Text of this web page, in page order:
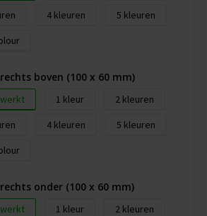
4
5
boven (100 x 60 mm)
1
2
4
5
onder (100 x 60 mm)
1
2